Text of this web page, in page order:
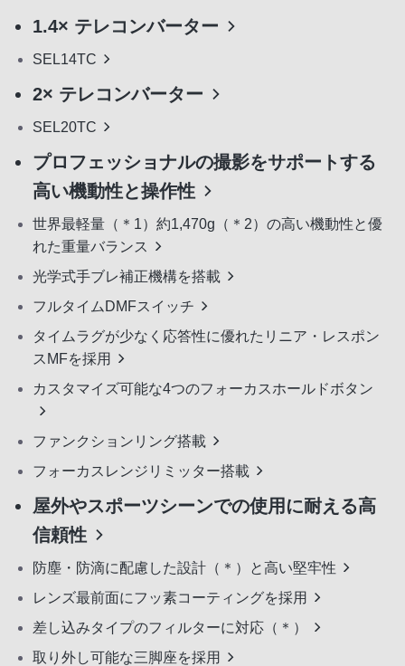
1.4× テレコンバーター
SEL14TC
2× テレコンバーター
SEL20TC
プロフェッショナルの撮影をサポートする
高い機動性と操作性
世界最軽量（＊1）約1,470g（＊2）の高い機動性と優
れた重量バランス
光学式手ブレ補正機構を搭載
フルタイムDMFスイッチ
タイムラグが少なく応答性に優れたリニア・レスポン
スMFを採用
カスタマイズ可能な4つのフォーカスホールドボタン
ファンクションリング搭載
フォーカスレンジリミッター搭載
屋外やスポーツシーンでの使用に耐える高
信頼性
防塵・防滴に配慮した設計（＊）と高い堅牢性
レンズ最前面にフッ素コーティングを採用
差し込みタイプのフィルターに対応（＊）
取り外し可能な三脚座を採用